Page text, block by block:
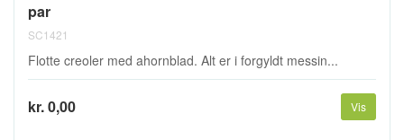
par
SC1421
Flotte creoler med ahornblad. Alt er i forgyldt messin...
kr. 0,00 Vis